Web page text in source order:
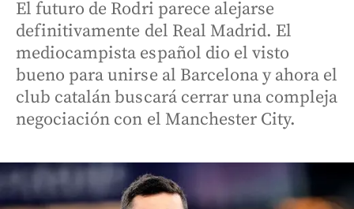
El futuro de Rodri parece alejarse
definitivamente del Real Madrid. El
mediocampista español dio el visto
bueno para unirse al Barcelona y ahora el
club catalán buscará cerrar una compleja
negociación con el Manchester City.